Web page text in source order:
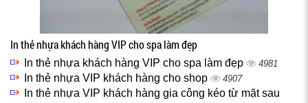
In thẻ nhựa khách hàng VIP cho spa làm đẹp
In thẻ nhựa khách hàng VIP cho spa làm đẹp 4981
In thẻ nhựa VIP khách hàng cho shop 4907
In thẻ nhựa VIP khách hàng gia công kéo từ mặt sau